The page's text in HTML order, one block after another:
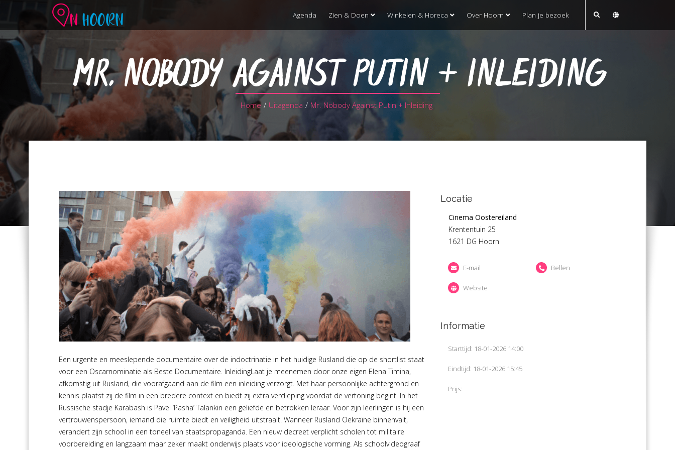
Agenda Zien & Doen Winkelen & Horeca Over Hoorn Plan je bezoek
MR. NOBODY AGAINST PUTIN + INLEIDING
Home / Uitagenda / Mr. Nobody Against Putin + Inleiding
Een urgente en meeslepende documentaire over de indoctrinatie in het huidige Rusland die op de shortlist staat
voor een Oscarnominatie als Beste Documentaire. InleidingLaat je meenemen door onze eigen Elena Timina,
afkomstig uit Rusland, die voorafgaand aan de film een inleiding verzorgt. Met haar persoonlijke achtergrond en
kennis plaatst zij de film in een bredere context en biedt zij extra verdieping voordat de vertoning begint. In het
Russische stadje Karabash is Pavel ‘Pasha’ Talankin een geliefde en betrokken leraar. Voor zijn leerlingen is hij een
vertrouwenspersoon, iemand die ruimte biedt en veiligheid uitstraalt. Wanneer Rusland Oekraïne binnenvalt,
verandert zijn school in een toneel van staatspropaganda. Een nieuw decreet verplicht scholen tot militaire
voorbereiding en langzaam maar zeker maakt onderwijs plaats voor ideologische vorming. Als schoolvideograaf
Locatie
Cinema Oostereiland
Krententuin 25
1621 DG Hoorn
E-mail Bellen
Website
Informatie
Starttijd: 18-01-2026 14:00
Eindtijd: 18-01-2026 15:45
Prijs: